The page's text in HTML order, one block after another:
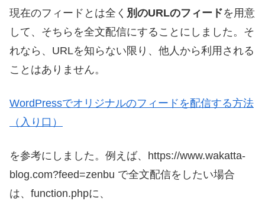
現在のフィードとは全く 別のURLのフィードを用意
して、そちらを全文配信にすることにしました。そ
れなら、URLを知らない限り、他人から利用される
ことはありません。
WordPressでオリジナルのフィードを配信する方法
（入り口）
を参考にしました。例えば、https://www.wakatta-
blog.com?feed=zenbu で全文配信をしたい場合
は、function.phpに、